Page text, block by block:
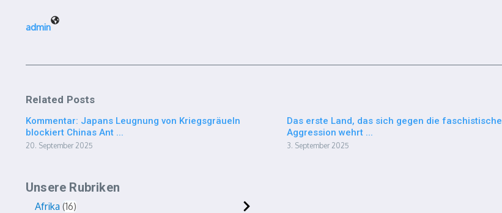
admin
Related Posts
Kommentar: Japans Leugnung von Kriegsgräueln
blockiert Chinas Ant ...
20. September 2025
Das erste Land, das sich gegen die faschistische
Aggression wehrt ...
3. September 2025
Unsere Rubriken
Afrika 16